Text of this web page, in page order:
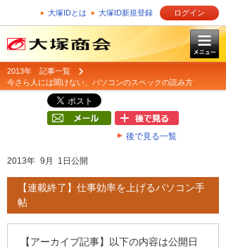
大塚IDとは 大塚ID新規登録 ログイン
2013年 記事一覧
今さら人には聞けない、パソコンのスペックの読み方
後で見る一覧
2013年 9月 1日公開
【連載終了】仕事効率を上げるパソコン手
帖
【アーカイブ記事】以下の内容は公開日